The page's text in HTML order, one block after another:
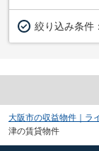
絞り込み条件：
大阪市の収益物件｜ラ
津の賃貸物件